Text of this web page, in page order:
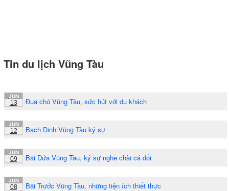
Tin du lịch Vũng Tàu
JUN
13 Đua chó Vũng Tàu, sức hút với du khách
JUN
12 Bạch Dinh Vũng Tàu ký sự
JUN
09 Bãi Dứa Vũng Tàu, ký sự nghề chài cá đối
JUN
08 Bãi Trước Vũng Tàu, những tiện ích thiết thực